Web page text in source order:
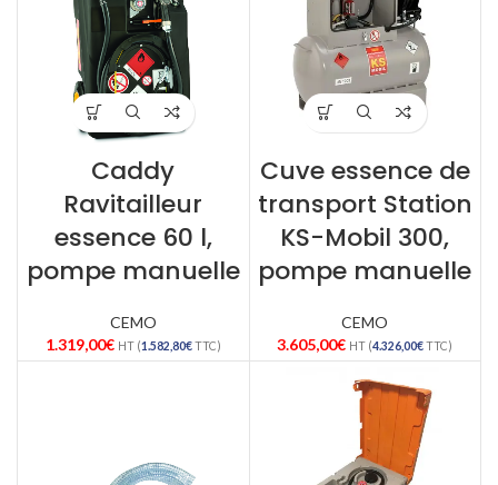
Caddy
Ravitailleur
essence 60 l,
pompe manuelle
CEMO
1.319,00€ HT (1.582,80€TTC)
Cuve essence de
transport Station
KS-Mobil 300,
pompe manuelle
CEMO
3.605,00€ HT (4.326,00€TTC)